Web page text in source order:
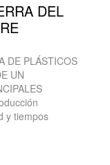
DEL
DE PLÁSTICOS
UN
y tiempos